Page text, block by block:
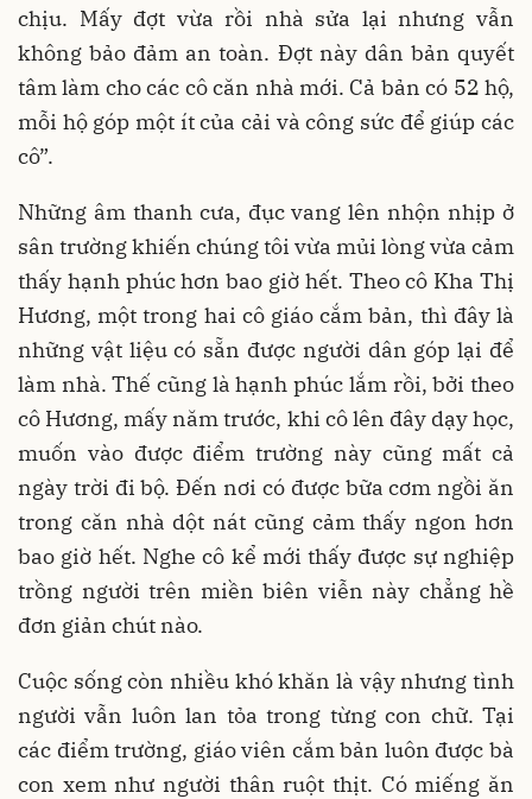
chịu. Mấy đợt vừa rồi nhà sửa lại nhưng vẫn
không bảo đảm an toàn. Đợt này dân bản quyết
tâm làm cho các cô căn nhà mới. Cả bản có 52 hộ,
mỗi hộ góp một ít của cải và công sức để giúp các
cô”.
Những âm thanh cưa, đục vang lên nhộn nhịp ở
sân trường khiến chúng tôi vừa mủi lòng vừa cảm
thấy hạnh phúc hơn bao giờ hết. Theo cô Kha Thị
Hương, một trong hai cô giáo cắm bản, thì đây là
những vật liệu có sẵn được người dân góp lại để
làm nhà. Thế cũng là hạnh phúc lắm rồi, bởi theo
cô Hương, mấy năm trước, khi cô lên đây dạy học,
muốn vào được điểm trường này cũng mất cả
ngày trời đi bộ. Đến nơi có được bữa cơm ngồi ăn
trong căn nhà dột nát cũng cảm thấy ngon hơn
bao giờ hết. Nghe cô kể mới thấy được sự nghiệp
trồng người trên miền biên viễn này chẳng hề
đơn giản chút nào.
Cuộc sống còn nhiều khó khăn là vậy nhưng tình
người vẫn luôn lan tỏa trong từng con chữ. Tại
các điểm trường, giáo viên cắm bản luôn được bà
con xem như người thân ruột thịt. Có miếng ăn